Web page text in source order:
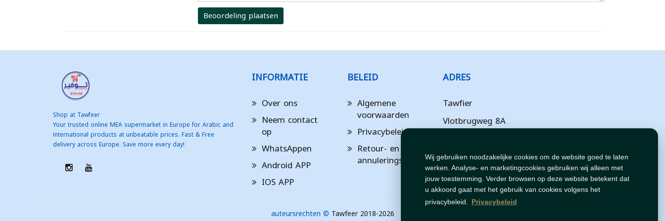
Wij gebruiken noodzakelijke cookies om de website goed te laten
werken. Analyse- en marketingcookies gebruiken wij alleen met
jouw toestemming. Verder browsen op deze website betekent dat
u akkoord gaat met het gebruik van cookies volgens het
privacybeleid. Privacybeleid
Beoordeling plaatsen
Shop at Tawfeer
Your trusted online MEA supermarket in Europe for Arabic and
international products at unbeatable prices. Fast & Free
delivery across Europe. Save more every day!
INFORMATIE
Over ons
Neem contact
op
WhatsAppen
Android APP
IOS APP
BELEID
Algemene
voorwaarden
Privacybeleid
Retour- en
annuleringsbeleid
ADRES
Tawfier
Vlotbrugweg 8A
Flevoland
NL
auteursrechten © Tawfeer 2018-2026